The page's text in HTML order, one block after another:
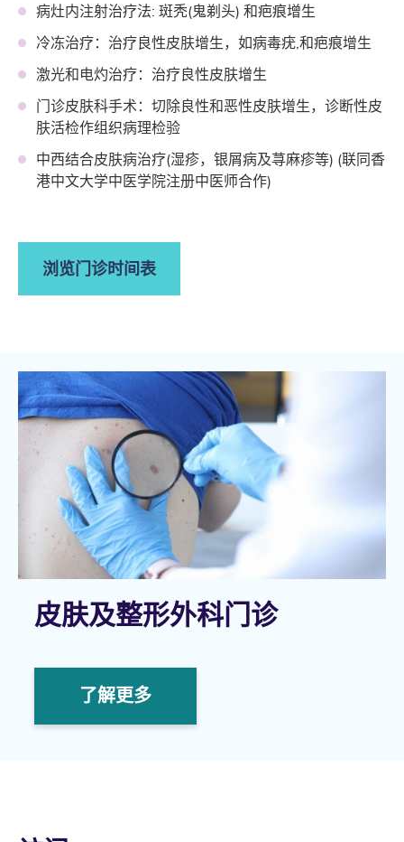
病灶内注射治疗法: 斑秃(鬼剃头) 和疤痕增生
冷冻治疗：治疗良性皮肤增生，如病毒疣,和疤痕增生
激光和电灼治疗：治疗良性皮肤增生
门诊皮肤科手术：切除良性和恶性皮肤增生，诊断性皮
肤活检作组织病理检验
中西结合皮肤病治疗(湿疹，银屑病及荨麻疹等) (联同香
港中文大学中医学院注册中医师合作)
浏览门诊时间表
皮肤及整形外科门诊
了解更多